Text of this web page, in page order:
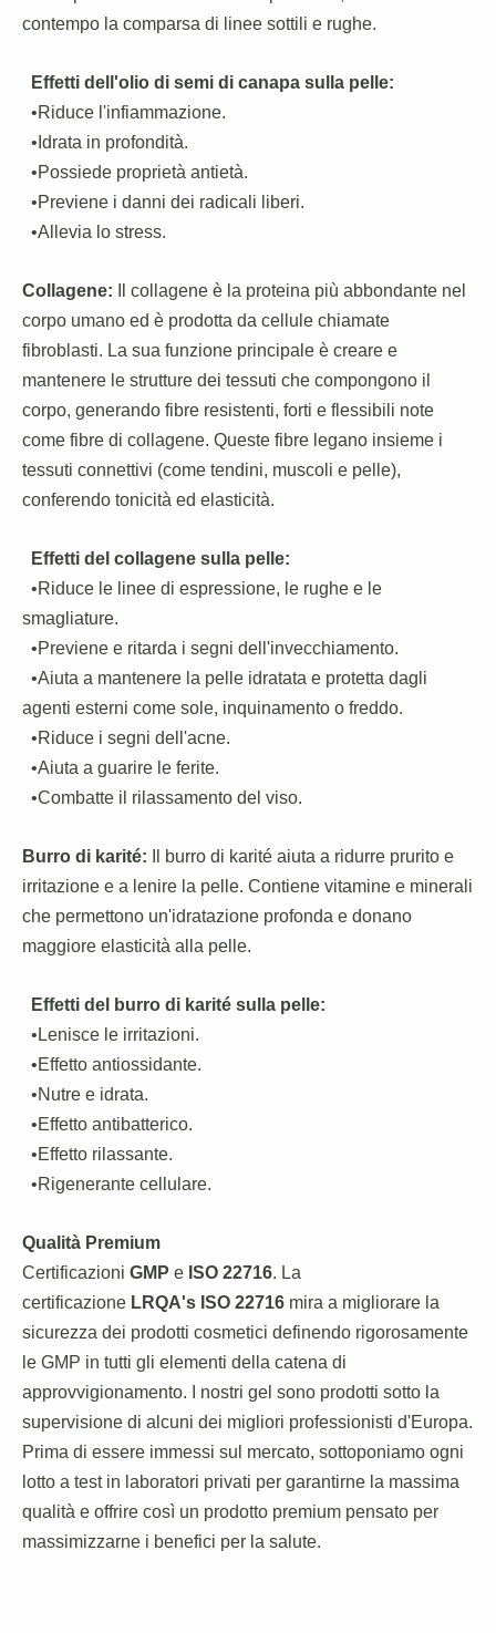
contempo la comparsa di linee sottili e rughe.
Effetti dell'olio di semi di canapa sulla pelle:
•Riduce l'infiammazione.
•Idrata in profondità.
•Possiede proprietà antietà.
•Previene i danni dei radicali liberi.
•Allevia lo stress.
Collagene: Il collagene è la proteina più abbondante nel
corpo umano ed è prodotta da cellule chiamate
fibroblasti. La sua funzione principale è creare e
mantenere le strutture dei tessuti che compongono il
corpo, generando fibre resistenti, forti e flessibili note
come fibre di collagene. Queste fibre legano insieme i
tessuti connettivi (come tendini, muscoli e pelle),
conferendo tonicità ed elasticità.
Effetti del collagene sulla pelle:
•Riduce le linee di espressione, le rughe e le
smagliature.
•Previene e ritarda i segni dell'invecchiamento.
•Aiuta a mantenere la pelle idratata e protetta dagli
agenti esterni come sole, inquinamento o freddo.
•Riduce i segni dell'acne.
•Aiuta a guarire le ferite.
•Combatte il rilassamento del viso.
Burro di karité: Il burro di karité aiuta a ridurre prurito e
irritazione e a lenire la pelle. Contiene vitamine e minerali
che permettono un'idratazione profonda e donano
maggiore elasticità alla pelle.
Effetti del burro di karité sulla pelle:
•Lenisce le irritazioni.
•Effetto antiossidante.
•Nutre e idrata.
•Effetto antibatterico.
•Effetto rilassante.
•Rigenerante cellulare.
Qualità Premium
Certificazioni GMP e ISO 22716. La
certificazione LRQA's ISO 22716 mira a migliorare la
sicurezza dei prodotti cosmetici definendo rigorosamente
le GMP in tutti gli elementi della catena di
approvvigionamento. I nostri gel sono prodotti sotto la
supervisione di alcuni dei migliori professionisti d'Europa.
Prima di essere immessi sul mercato, sottoponiamo ogni
lotto a test in laboratori privati per garantirne la massima
qualità e offrire così un prodotto premium pensato per
massimizzarne i benefici per la salute.